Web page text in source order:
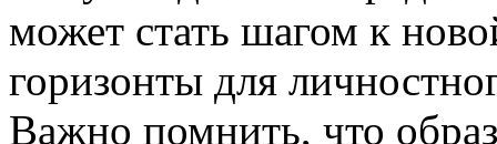
может стать шагом к
горизонты для
Важно помнить, что